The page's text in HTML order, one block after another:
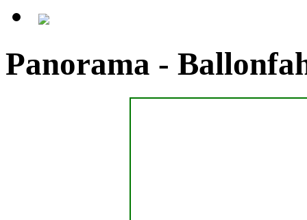
Panorama -